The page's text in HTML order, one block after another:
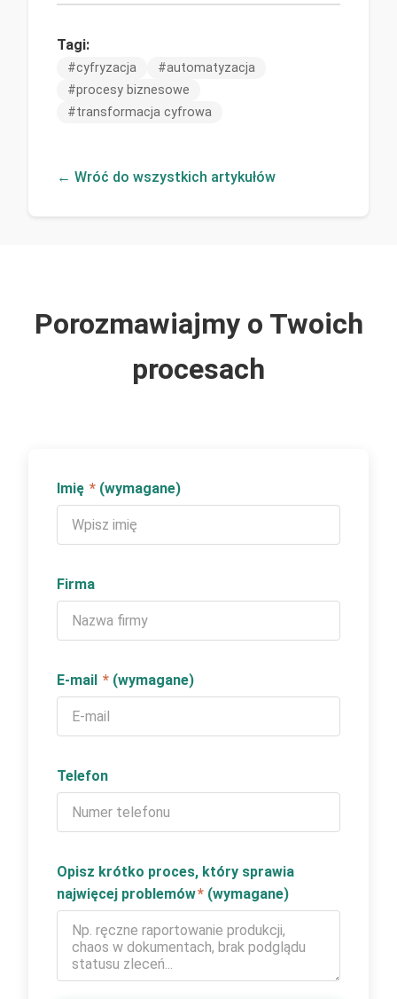
Tagi:
#cyfryzacja #automatyzacja
#procesy biznesowe
#transformacja cyfrowa
← Wróć do wszystkich artykułów
Porozmawiajmy o Twoich
procesach
Imię * (wymagane)
Firma
E-mail * (wymagane)
Telefon
Opisz krótko proces, który sprawia
najwięcej problemów* (wymagane)